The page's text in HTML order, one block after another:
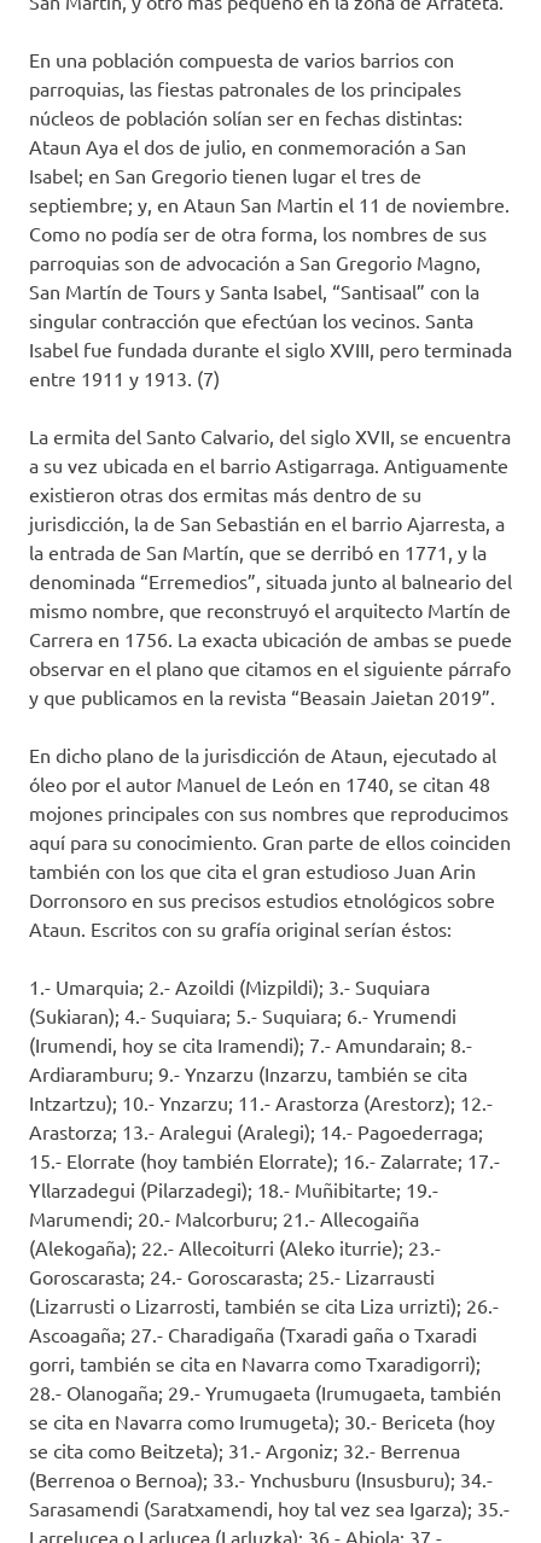
En una población compuesta de varios barrios con
parroquias, las fiestas patronales de los principales
núcleos de población solían ser en fechas distintas:
Ataun Aya el dos de julio, en conmemoración a San
Isabel; en San Gregorio tienen lugar el tres de
septiembre; y, en Ataun San Martin el 11 de noviembre.
Como no podía ser de otra forma, los nombres de sus
parroquias son de advocación a San Gregorio Magno,
San Martín de Tours y Santa Isabel, “Santisaal” con la
singular contracción que efectúan los vecinos. Santa
Isabel fue fundada durante el siglo XVIII, pero terminada
entre 1911 y 1913. (7)
La ermita del Santo Calvario, del siglo XVII, se encuentra
a su vez ubicada en el barrio Astigarraga. Antiguamente
existieron otras dos ermitas más dentro de su
jurisdicción, la de San Sebastián en el barrio Ajarresta, a
la entrada de San Martín, que se derribó en 1771, y la
denominada “Erremedios”, situada junto al balneario del
mismo nombre, que reconstruyó el arquitecto Martín de
Carrera en 1756. La exacta ubicación de ambas se puede
observar en el plano que citamos en el siguiente párrafo
y que publicamos en la revista “Beasain Jaietan 2019”.
En dicho plano de la jurisdicción de Ataun, ejecutado al
óleo por el autor Manuel de León en 1740, se citan 48
mojones principales con sus nombres que reproducimos
aquí para su conocimiento. Gran parte de ellos coinciden
también con los que cita el gran estudioso Juan Arin
Dorronsoro en sus precisos estudios etnológicos sobre
Ataun. Escritos con su grafía original serían éstos:
1.- Umarquia; 2.- Azoildi (Mizpildi); 3.- Suquiara
(Sukiaran); 4.- Suquiara; 5.- Suquiara; 6.- Yrumendi
(Irumendi, hoy se cita Iramendi); 7.- Amundarain; 8.-
Ardiaramburu; 9.- Ynzarzu (Inzarzu, también se cita
Intzartzu); 10.- Ynzarzu; 11.- Arastorza (Arestorz); 12.-
Arastorza; 13.- Aralegui (Aralegi); 14.- Pagoederraga;
15.- Elorrate (hoy también Elorrate); 16.- Zalarrate; 17.-
Yllarzadegui (Pilarzadegi); 18.- Muñibitarte; 19.-
Marumendi; 20.- Malcorburu; 21.- Allecogaiña
(Alekogaña); 22.- Allecoiturri (Aleko iturrie); 23.-
Goroscarasta; 24.- Goroscarasta; 25.- Lizarrausti
(Lizarrusti o Lizarrosti, también se cita Liza urrizti); 26.-
Ascoagaña; 27.- Charadigaña (Txaradi gaña o Txaradi
gorri, también se cita en Navarra como Txaradigorri);
28.- Olanogaña; 29.- Yrumugaeta (Irumugaeta, también
se cita en Navarra como Irumugeta); 30.- Bericeta (hoy
se cita como Beitzeta); 31.- Argoniz; 32.- Berrenua
(Berrenoa o Bernoa); 33.- Ynchusburu (Insusburu); 34.-
Sarasamendi (Saratxamendi, hoy tal vez sea Igarza); 35.-
Larrelucea o Larlucea (Larluzka); 36.- Abiola; 37.-